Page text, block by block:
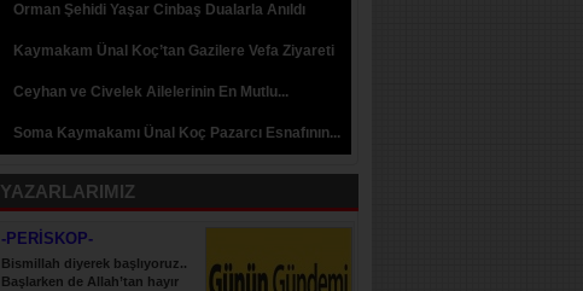
Orman Şehidi Yaşar Cinbaş Dualarla Anıldı
Kaymakam Ünal Koç’tan Gazilere Vefa Ziyareti
Ceyhan ve Civelek Ailelerinin En Mutlu...
Soma Kaymakamı Ünal Koç Pazarcı Esnafının...
YAZARLARIMIZ
-PERİSKOP-
Bismillah diyerek başlıyoruz..
Başlarken de Allah’tan hayır